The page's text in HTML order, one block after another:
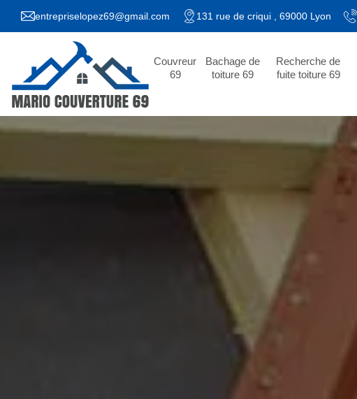
entrepriselopez69@gmail.com 131 rue de criqui , 69000 Lyon
Couvreur
69
Bachage de
toiture 69
Recherche de
fuite toiture 69